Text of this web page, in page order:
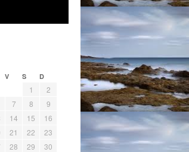
V S D
1
2
7 8
9
14 15
16
21 22
23
28 29
30